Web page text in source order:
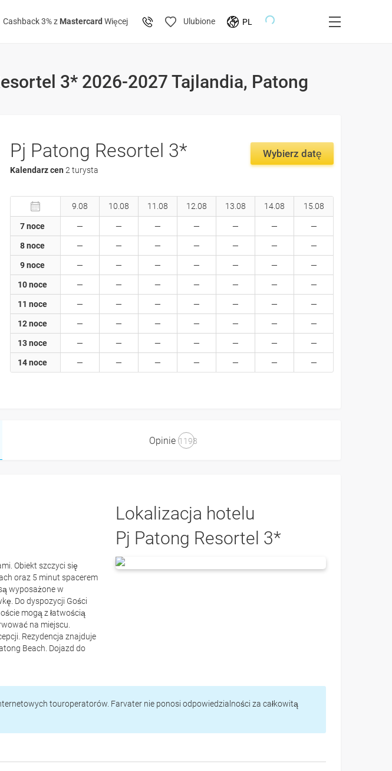
Cashback 3% z Mastercard Więcej Ulubione PL
3* 2026-2027 Tajlandia, Patong
Pj Patong Resortel 3*
Kalendarz cen 2 turysta
Wybierz datę
7 noce
8 noce
9 noce
10 noce
11 noce
12 noce
13 noce
14 noce
9.08 10.08 11.08 12.08 13.08 14.08 15.08
Opinie 1198
Obiekt szczyci się
oraz 5 minut spacerem
wyposażone w
Do dyspozycji Gości
mogą z łatwością
na miejscu.
Rezydencja znajduje
Beach. Dojazd do
Lokalizacja hotelu
Pj Patong Resortel 3*
touroperatorów. Farvater nie ponosi odpowiedzialności za całkowitą